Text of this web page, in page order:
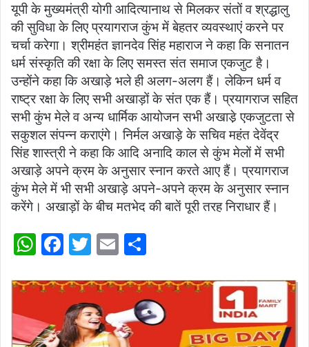
यूपी के मुख्यमंत्री योगी आदित्यानाथ से मिलकर संतों व श्रद्धालु
की सुविधा के लिए प्रयागराज कुंभ में बेहतर व्यवस्थाएं करने पर
चर्चा करेगा। श्रीमहंत ज्ञानदेव सिंह महाराज ने कहा कि सनातन
धर्म संस्कृति की रक्षा के लिए समस्त संत समाज एकजुट है।
उन्होंने कहा कि अखाड़े भले ही अलग-अलग हैं। लेकिन धर्म व
राष्ट्र रक्षा के लिए सभी अखाड़ों के संत एक हैं। प्रयागराज सहित
सभी कुंभ मेले व अन्य धार्मिक आयोजन सभी अखाडे़ एकजुटता से
सकुशल संपन्न कराएंगे। निर्मल अखाड़े के सचिव महंत देवेंद्र
सिंह शास्त्री ने कहा कि आदि अनादि काल से कुंभ मेलों में सभी
अखाड़े अपने क्रम के अनुसार स्नान करते आए हैं। प्रयागराज
कुंभ मेले में भी सभी अखाड़े अपने-अपने क्रम के अनुसार स्नान
करेंगे। अखाड़ों के बीच मतभेद की बातें पूरी तरह निराधार हैं।
W
at
A
F
c
e
b
T
itt
er
E
ai
l
ar
e